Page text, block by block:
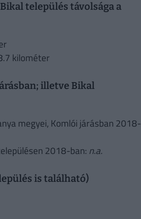
település távolsága a
kilométer
illetve Bikal
megyei, Komlói járásban 2018-
2018-ban: n.a.
is található)